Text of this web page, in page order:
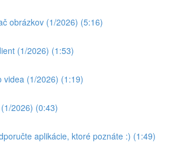
obrázkov (1/2026) (5:16)
(1/2026) (1:53)
videa (1/2026) (1:19)
2026) (0:43)
aplikácie, ktoré poznáte :) (1:49)